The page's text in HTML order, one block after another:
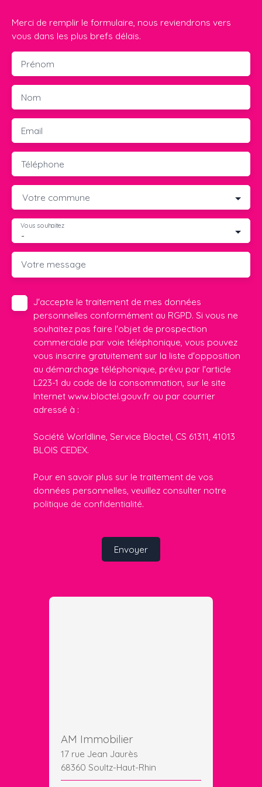
Merci de remplir le formulaire, nous reviendrons vers
vous dans les plus brefs délais.
Prénom
Nom
Email
Téléphone
Votre commune
-
Vous souhaitez
Votre message
J'accepte le traitement de mes données
personnelles conformément au RGPD. Si vous ne
souhaitez pas faire l'objet de prospection
commerciale par voie téléphonique, vous pouvez
vous inscrire gratuitement sur la liste d'opposition
au démarchage téléphonique, prévu par l'article
L223-1 du code de la consommation, sur le site
Internet www.bloctel.gouv.fr ou par courrier
adressé à :
Société Worldline, Service Bloctel, CS 61311, 41013
BLOIS CEDEX.
Pour en savoir plus sur le traitement de vos
données personnelles, veuillez consulter notre
politique de confidentialité.
Envoyer
AM Immobilier
17 rue Jean Jaurès
68360 Soultz-Haut-Rhin